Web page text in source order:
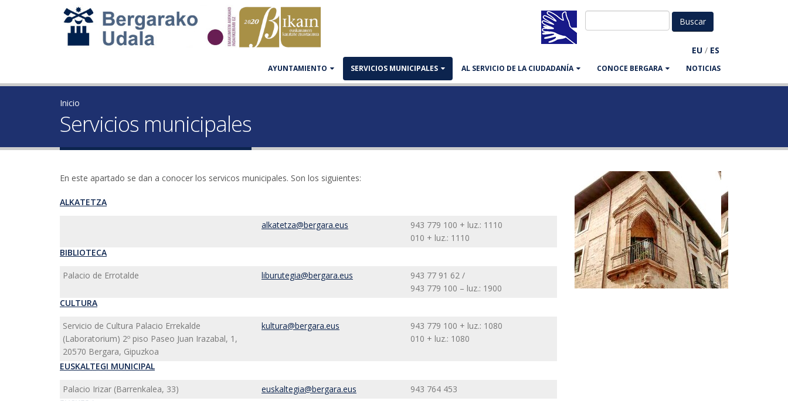
EU / ES
AYUNTAMIENTO SERVICIOS MUNICIPALES AL SERVICIO DE LA CIUDADANÍA CONOCE BERGARA NOTICIAS
Inicio
Servicios municipales
En este apartado se dan a conocer los servicos municipales. Son los siguientes:
ALKATETZA
alkatetza@bergara.eus
943 779 100 + luz.: 1110
010 + luz.: 1110
BIBLIOTECA
Palacio de Errotalde liburutegia@bergara.eus
943 77 91 62 /
943 779 100 – luz.: 1900
CULTURA
Servicio de Cultura Palacio Errekalde
(Laboratorium) 2º piso Paseo Juan Irazabal, 1,
20570 Bergara, Gipuzkoa
kultura@bergara.eus
943 779 100 + luz.: 1080
010 + luz.: 1080
EUSKALTEGI MUNICIPAL
Palacio Irizar (Barrenkalea, 33) euskaltegia@bergara.eus
943 764 453